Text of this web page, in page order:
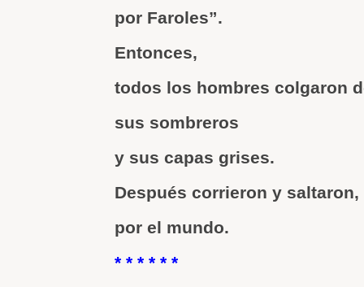
por Faroles”.
Entonces,
todos los hombres colgaron
sus sombreros
y sus capas grises.
Después corrieron y
por el mundo.
* * * * * *